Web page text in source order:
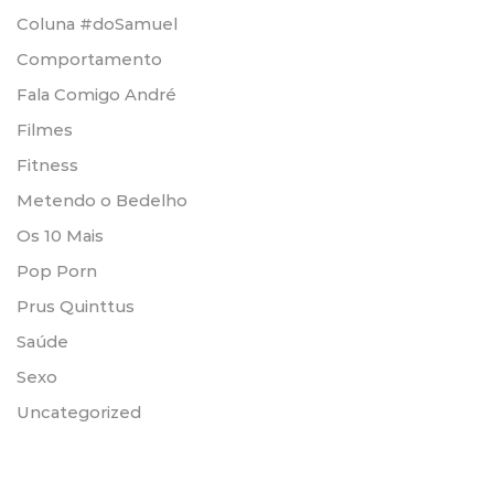
Coluna #doSamuel
Comportamento
Fala Comigo André
Filmes
Fitness
Metendo o Bedelho
Os 10 Mais
Pop Porn
Prus Quinttus
Saúde
Sexo
Uncategorized